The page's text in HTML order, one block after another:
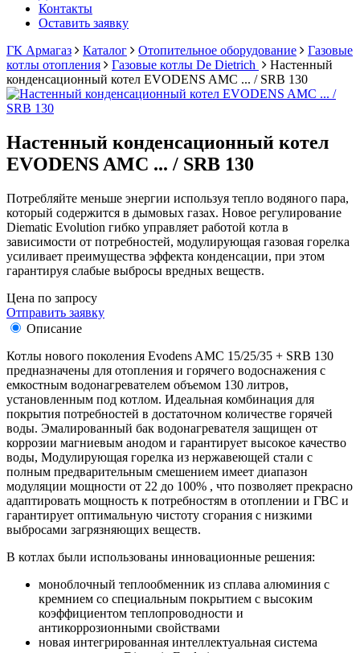
Контакты
Оставить заявку
ГК Армагаз
Каталог Отопительное оборудование
Газовые
котлы отопления
Газовые котлы De Dietrich
Настенный
конденсационный котел EVODENS AMC ... / SRB 130
Настенный конденсационный котел
EVODENS AMC ... / SRB 130
Потребляйте меньше энергии используя тепло водяного пара,
который содержится в дымовых газах. Новое регулирование
Diematic Evolution гибко управляет работой котла в
зависимости от потребностей, модулирующая газовая горелка
усиливает преимущества эффекта конденсации, при этом
гарантируя слабые выбросы вредных веществ.
Цена по запросу
Отправить заявку
Описание
Котлы нового поколения Evodens AMC 15/25/35 + SRB 130
предназначены для отопления и горячего водоснажения с
емкостным водонагревателем объемом 130 литров,
установленным под котлом. Идеальная комбинация для
покрытия потребностей в достаточном количестве горячей
воды. Эмалированный бак водонагревателя защищен от
коррозии магниевым анодом и гарантирует высокое качество
воды, Модулирующая горелка из нержавеющей стали с
полным предварительным смешением имеет диапазон
модуляции мощности от 22 до 100% , что позволяет прекрасно
адаптировать мощность к потребностям в отоплении и ГВС и
гарантирует оптимальную чистоту сгорания с низкими
выбросами загрязняющих веществ.
В котлах были использованы инновационные решения:
моноблочный теплообменник из сплава алюминия с
кремнием со специальным покрытием с высоким
коэффициентом теплопроводности и
антикоррозионными свойствами
новая интегрированная интеллектуальная система